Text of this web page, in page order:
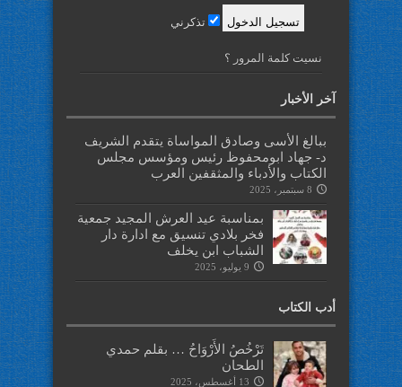
تذكرني
نسيت كلمة المرور ؟
آخر الأخبار
ببالغ الأسى وصادق المواساة يتقدم الشريف
د- جهاد ابومحفوظ رئيس ومؤسس مجلس
الكتاب والأدباء والمثقفين العرب
8 سبتمبر، 2025
بمناسبة عيد العرش المجيد جمعية
فخر بلادي تنسيق مع ادارة دار
الشباب ابن يخلف
9 يوليو، 2025
أدب الكتاب
تَرْخُصُ الأَرْوَاحُ … بقلم حمدي
الطحان
13 أغسطس، 2025